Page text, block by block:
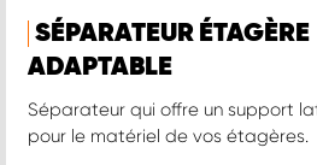
SÉPARATEUR ÉTAGÈRE
ADAPTABLE
Séparateur qui offre un support
pour le matériel de vos étagères.